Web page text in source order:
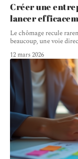
Créer une
lancer
Le chômage recule
beaucoup, une voie
12 mars 2026